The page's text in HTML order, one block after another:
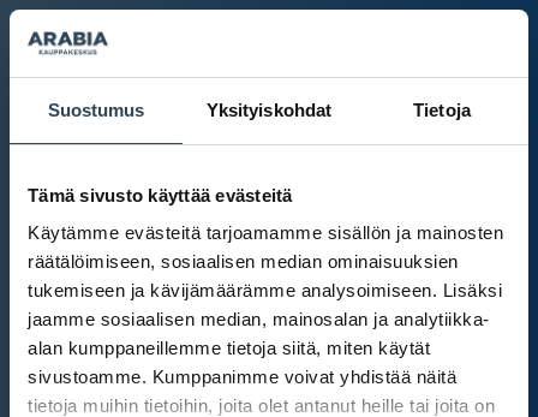
Suostumus Yksityiskohdat Tietoja
Tämä sivusto käyttää evästeitä
Käytämme evästeitä tarjoamamme sisällön ja mainosten
räätälöimiseen, sosiaalisen median ominaisuuksien
tukemiseen ja kävijämäärämme analysoimiseen. Lisäksi
jaamme sosiaalisen median, mainosalan ja analytiikka-
alan kumppaneillemme tietoja siitä, miten käytät
sivustoamme. Kumppanimme voivat yhdistää näitä
tietoja muihin tietoihin, joita olet antanut heille tai joita on